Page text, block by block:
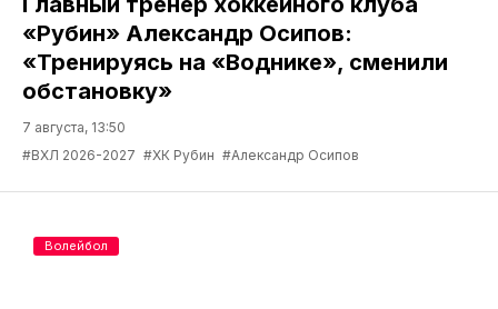
«Рубин» Александр Осипов:
«Тренируясь на «Воднике», сменили
обстановку»
7 августа, 13:50
#ВХЛ 2026-2027 #ХК Рубин #Александр Осипов
Волейбол